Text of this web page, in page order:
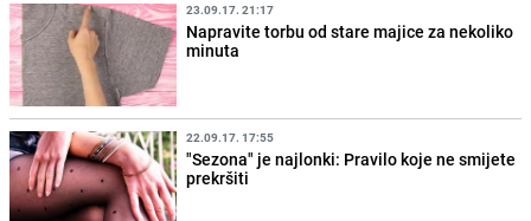
23.09.17. 21:17
Napravite torbu od stare majice za nekoliko
minuta
22.09.17. 17:55
"Sezona" je najlonki: Pravilo koje ne smijete
prekršiti